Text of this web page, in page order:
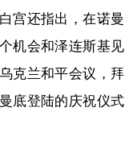
宫还指出，在诺曼
机会和泽连斯基见
克兰和平会议，拜
底登陆的庆祝仪式